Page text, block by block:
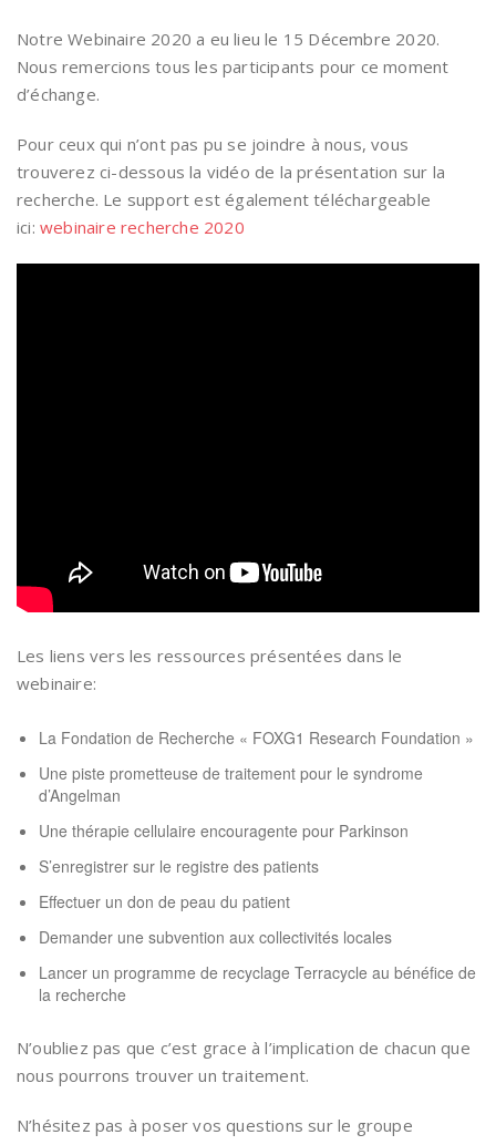
Notre Webinaire 2020 a eu lieu le 15 Décembre 2020.
Nous remercions tous les participants pour ce moment
d’échange.
Pour ceux qui n’ont pas pu se joindre à nous, vous
trouverez ci-dessous la vidéo de la présentation sur la
recherche. Le support est également téléchargeable
ici: webinaire recherche 2020
Les liens vers les ressources présentées dans le
webinaire:
La Fondation de Recherche « FOXG1 Research Foundation »
Une piste prometteuse de traitement pour le syndrome
d’Angelman
Une thérapie cellulaire encouragente pour Parkinson
S’enregistrer sur le registre des patients
Effectuer un don de peau du patient
Demander une subvention aux collectivités locales
Lancer un programme de recyclage Terracycle au bénéfice de
la recherche
N’oubliez pas que c’est grace à l’implication de chacun que
nous pourrons trouver un traitement.
N’hésitez pas à poser vos questions sur le groupe